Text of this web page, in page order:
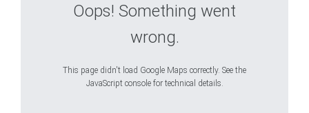
Oops! Something went
wrong.
This page didn't load Google Maps correctly. See the
JavaScript console for technical details.